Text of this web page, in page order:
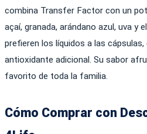
combina Transfer Factor con un
açaí, granada, arándano azul, uva y
prefieren los líquidos a las
antioxidante adicional. Su sabor
favorito de toda la familia.
Cómo Comprar con